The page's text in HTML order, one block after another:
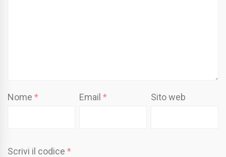
Nome * Email* Sito web
Scrivi il codice *